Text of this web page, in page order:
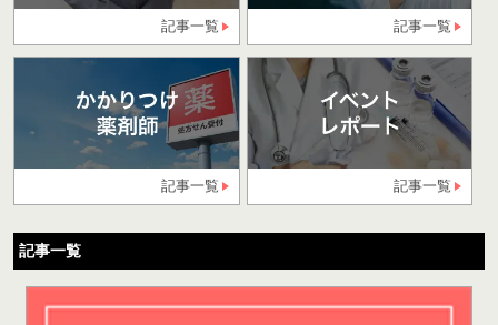
記事一覧 記事一覧
記事一覧 記事一覧
記事一覧